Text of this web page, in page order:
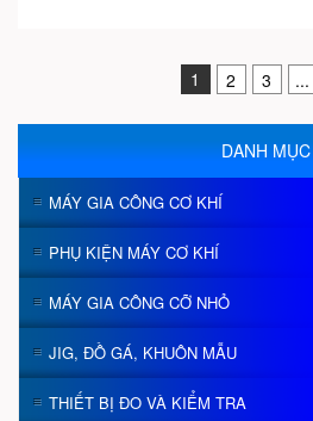
1 2 3 ...
DANH MỤC
MÁY GIA CÔNG CƠ KHÍ
PHỤ KIỆN MÁY CƠ KHÍ
MÁY GIA CÔNG CỠ NHỎ
JIG, ĐỒ GÁ, KHUÔN MẪU
THIẾT BỊ ĐO VÀ KIỂM TRA